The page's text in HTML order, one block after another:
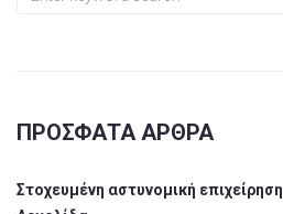
ΠΡΌΣΦΑΤΑ ΆΡΘΡΑ
Στοχευμένη αστυνομική